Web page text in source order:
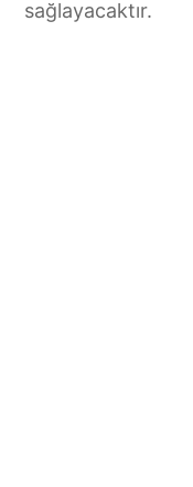
sağlayacaktır.